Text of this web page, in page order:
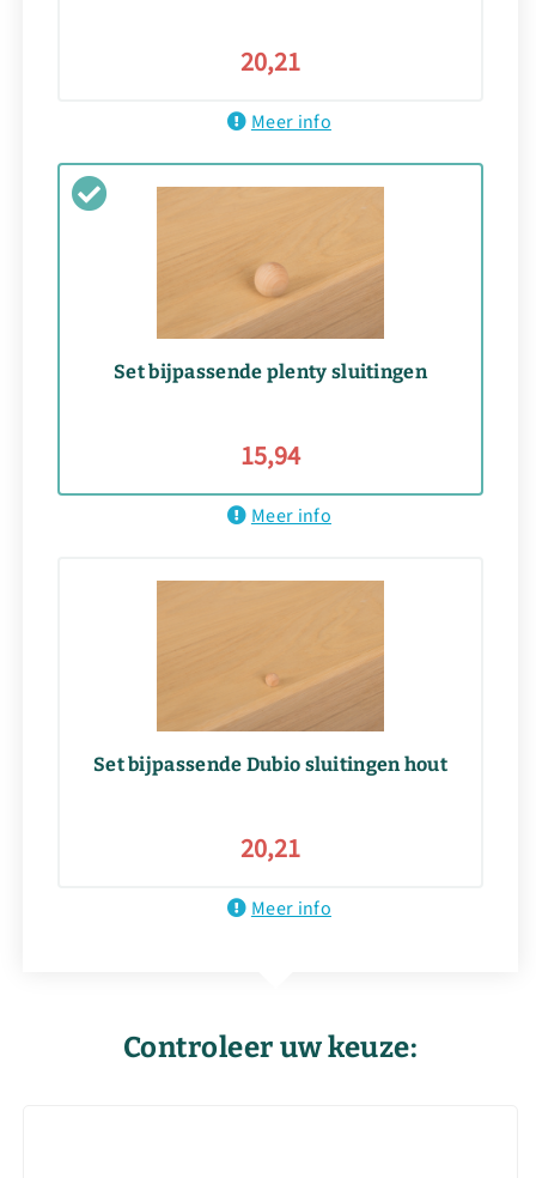
20,21
Meer info
Set bijpassende plenty sluitingen
15,94
Meer info
Set bijpassende Dubio sluitingen hout
20,21
Meer info
Controleer uw keuze: